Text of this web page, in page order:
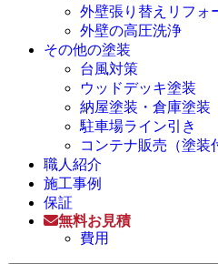
外壁張り替えリフォ
外壁の高圧洗浄
その他の塗装
台風対策
ウッドデッキ塗装
納屋塗装・倉庫塗装
駐車場ライン引き
コンテナ販売（塗装
職人紹介
施工事例
保証
無料お見積
費用